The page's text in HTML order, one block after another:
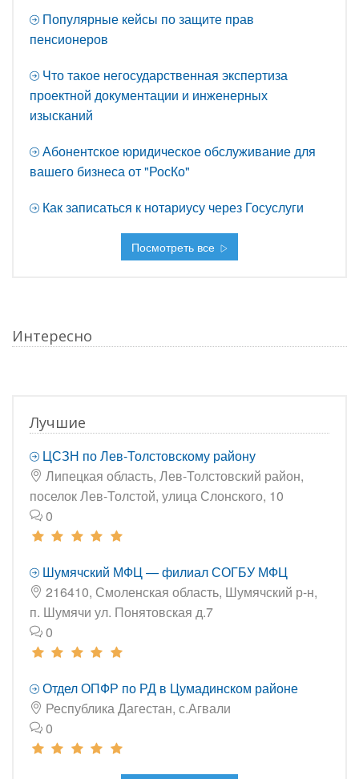
Популярные кейсы по защите прав
пенсионеров
Что такое негосударственная экспертиза
проектной документации и инженерных
изысканий
Абонентское юридическое обслуживание для
вашего бизнеса от "РосКо"
Как записаться к нотариусу через Госуслуги
Посмотреть все
Интересно
Лучшие
ЦСЗН по Лев-Толстовскому району
Липецкая область, Лев-Толстовский район,
поселок Лев-Толстой, улица Слонского, 10
0
Шумячский МФЦ — филиал СОГБУ МФЦ
216410, Смоленская область, Шумячский р-н,
п. Шумячи ул. Понятовская д.7
0
Отдел ОПФР по РД в Цумадинском районе
Республика Дагестан, с.Агвали
0